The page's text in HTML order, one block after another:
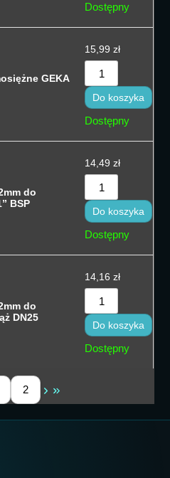
Dostępny
GEKA
15,99 zł
Do koszyka
Dostępny
do
BSP
14,49 zł
Do koszyka
Dostępny
do
DN25
14,16 zł
Do koszyka
Dostępny
2